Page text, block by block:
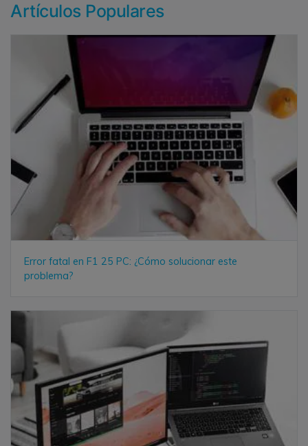
Artículos Populares
Error fatal en F1 25 PC: ¿Cómo solucionar este
problema?